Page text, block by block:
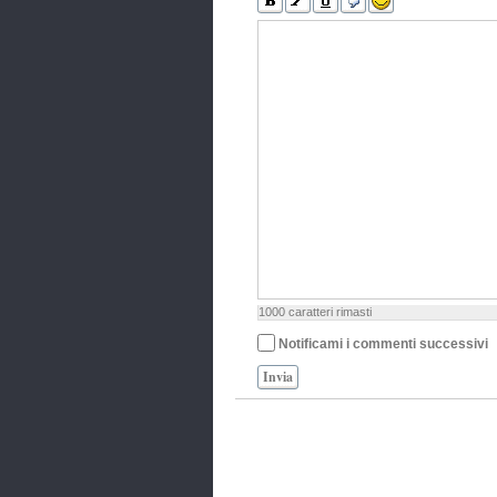
1000 caratteri rimasti
Notificami i commenti successivi
Invia